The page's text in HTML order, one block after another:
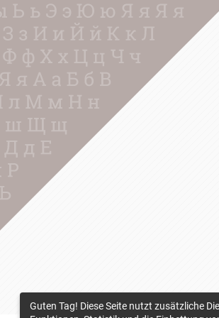
Guten Tag! Diese Seite nutzt zusätzliche